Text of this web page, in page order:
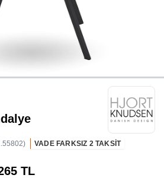
VADE FARKSIZ 2 TAKSİT
TL